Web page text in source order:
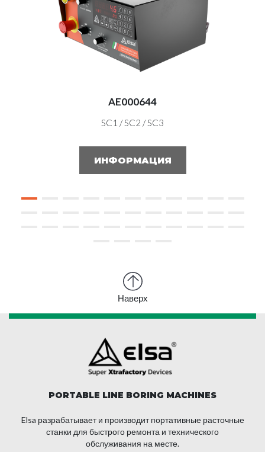
AE000644
SC1 / SC2 / SC3
ИНФОРМАЦИЯ
Наверх
PORTABLE LINE BORING MACHINES
Elsa разрабатывает и производит портативные расточные
станки для быстрого ремонта и технического
обслуживания на месте.